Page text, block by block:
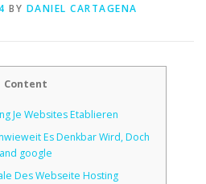
BY DANIEL CARTAGENA
Content
Je Websites Etablieren
Es Denkbar Wird, Doch
google
Des Webseite Hosting